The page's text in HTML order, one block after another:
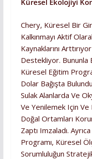
Küresel Ekolojiyi
Chery, Küresel Bir
Kalkınmayı Aktif
Kaynaklarını
Destekliyor. Bununla
Küresel Eğitim
Dolar Bağışta
Sulak Alanlarda Ve
Ve Yenilemek Için
Doğal Ortamları
Zaptı Imzaladı.
Programı, Küresel
Sorumluluğun